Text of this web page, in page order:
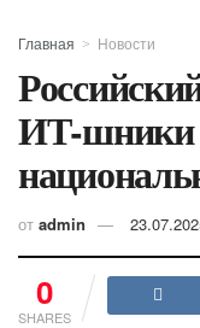
Главная Новости
ИТ-шники
от admin
0
SHARES